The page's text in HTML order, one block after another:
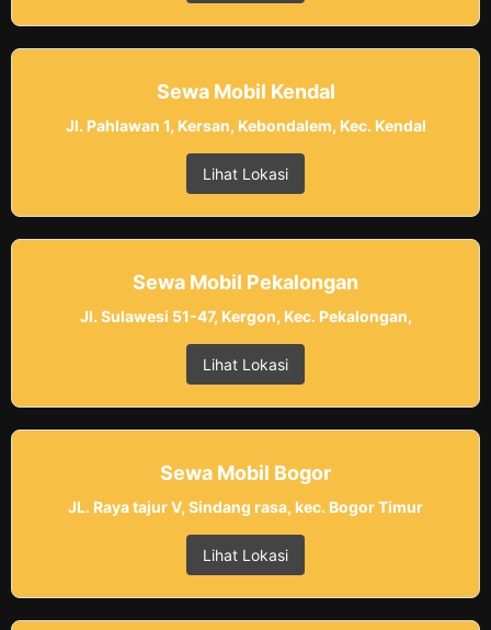
Sewa Mobil Kendal
Jl. Pahlawan 1, Kersan, Kebondalem, Kec. Kendal
Lihat Lokasi
Sewa Mobil Pekalongan
Jl. Sulawesi 51-47, Kergon, Kec. Pekalongan,
Lihat Lokasi
Sewa Mobil Bogor
JL. Raya tajur V, Sindang rasa, kec. Bogor Timur
Lihat Lokasi